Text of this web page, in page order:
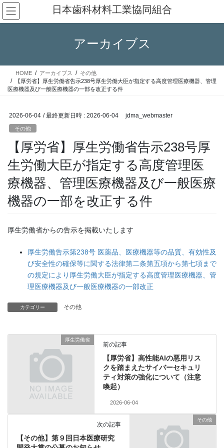
コ
ン
テ
ス
ナ
ビ
ゲ
ン
日本歯科材料工業協同組合
アーカイブス
HOME アーカイブス
その他
【厚労省】厚生労働省告示238号厚生労働大臣が指定する高度管理医療機器、管理
医療機器及び一般医療機器の一部を改正する件
2026-06-04 / 最終更新日時 : 2026-06-04 jdma_webmaster
その他
【厚労省】厚生労働省告示238号厚
生労働大臣が指定する高度管理医
療機器、管理医療機器及び一般医療
機器の一部を改正する件
厚生労働省からの告示を掲載いたします
厚生労働告示第238号 医薬品、医療機器等の品質、有効性及
び安全性の確保等に関する法律第二条第五項から第七項まで
の規定により厚生労働大臣が指定する高度管理医療機器、管
理医療機器及び一般医療機器の一部改正
カテゴリー その他
厚生労働省
前の記事
【厚労省】高性能AIの悪用リス
クを踏まえたサイバーセキュリ
ティ対策の強化について（注意
喚起）
2026-06-04
その他
次の記事
【その他】第９回日本医療研究